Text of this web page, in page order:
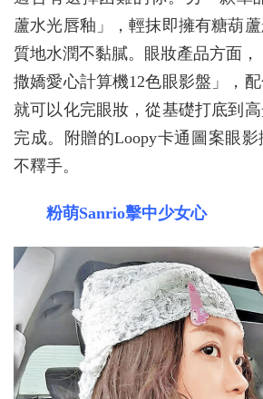
蘆水光唇釉」，輕抹即擁有糖葫
質地水潤不黏膩。眼妝產品方面，
撒嬌愛心計算機12色眼影盤」，
就可以化完眼妝，從基礎打底到
完成。附贈的Loopy卡通圖案眼
不釋手。
粉萌Sanrio擊中少女心